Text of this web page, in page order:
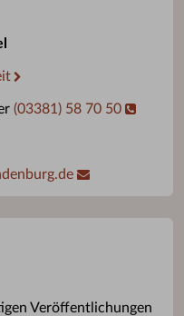
(03381) 58 70 50
Veröffentlichungen